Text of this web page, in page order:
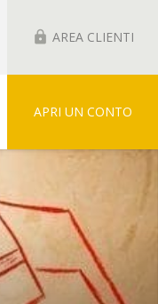
lock AREA CLIENTI
APRI UN CONTO